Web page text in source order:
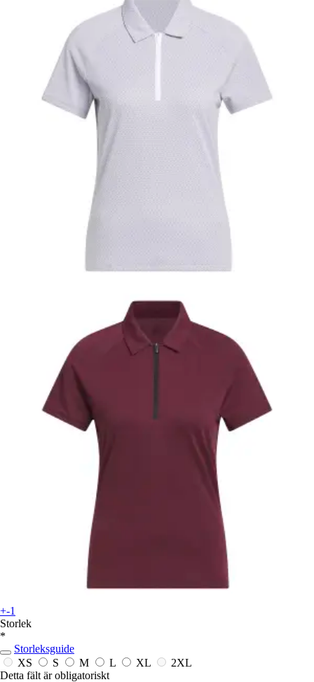
+-1
Storlek
*
Storleksguide
XS
S M L XL
2XL
Detta fält är obligatoriskt